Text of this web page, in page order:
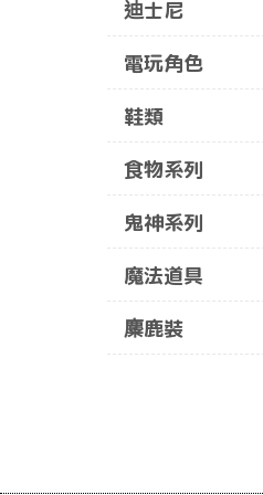
迪士尼
電玩角色
鞋類
食物系列
鬼神系列
魔法道具
麋鹿裝